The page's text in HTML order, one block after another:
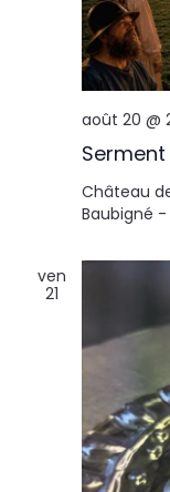
août 20 @
Château
Baubigné
ven
21